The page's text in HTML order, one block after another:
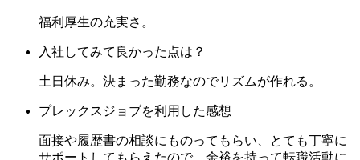
福利厚生の充実さ。
入社してみて良かった点は？
土日休み。決まった勤務なのでリズムが作れる。
プレックスジョブを利用した感想
面接や履歴書の相談にものってもらい、とても丁寧に
サポートしてもらえたので、余裕を持って転職活動に